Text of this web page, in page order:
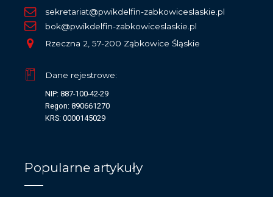
sekretariat@pwikdelfin-zabkowiceslaskie.pl
bok@pwikdelfin-zabkowiceslaskie.pl
Rzeczna 2, 57-200 Ząbkowice Śląskie
Dane rejestrowe:
NIP: 887-100-42-29
Regon: 890661270
KRS: 0000145029
Popularne artykuły